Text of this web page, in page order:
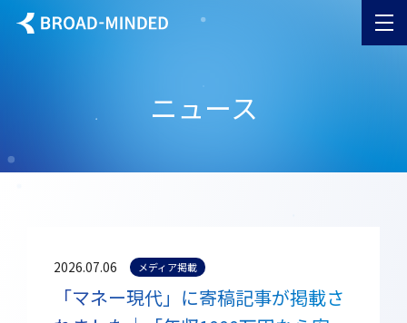
ニュース
2026.07.06 メディア掲載
「マネー現代」に寄稿記事が掲載さ